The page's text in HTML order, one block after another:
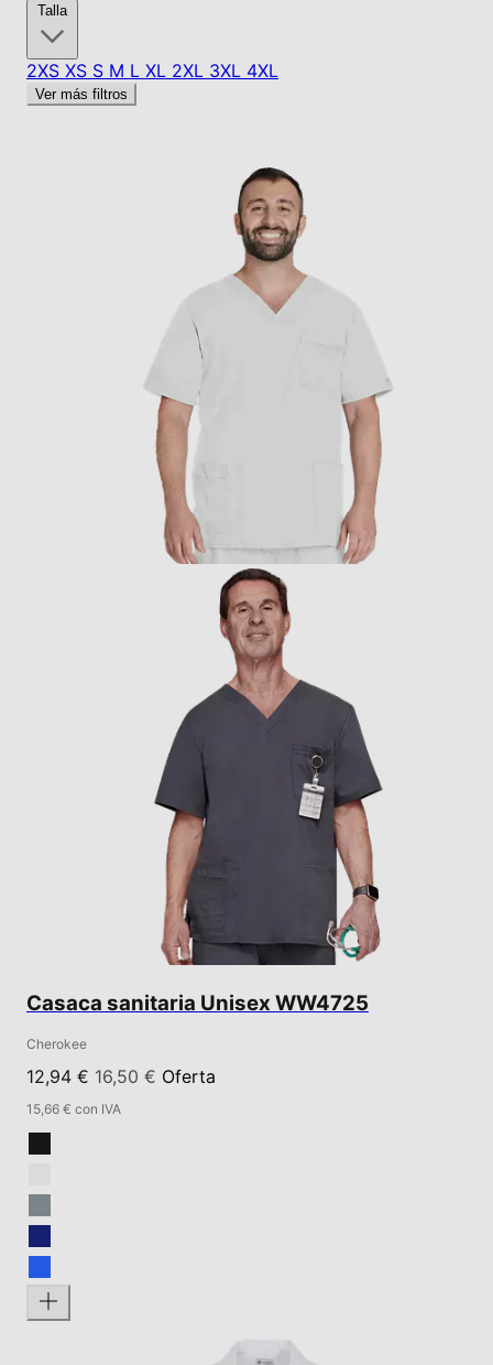
Talla
2XS XS S M L XL 2XL 3XL 4XL
Ver más filtros
Casaca sanitaria Unisex WW4725
Cherokee
12,94 € 16,50 € Oferta
15,66 € con IVA